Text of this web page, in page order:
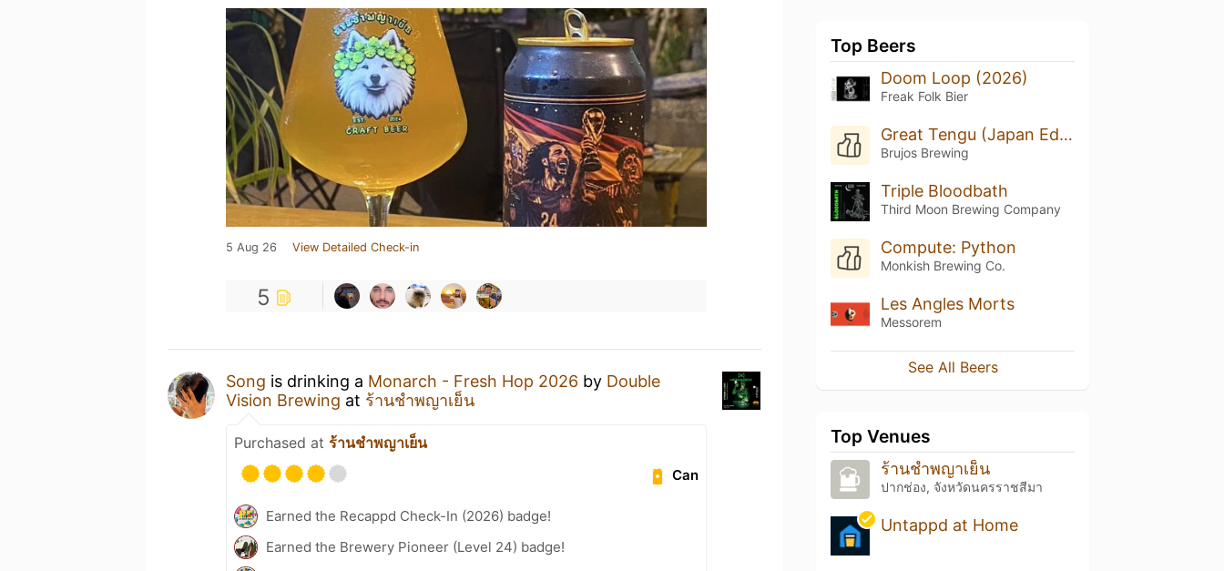
5 Aug 26 View Detailed Check-in
5
Song is drinking a Monarch - Fresh Hop 2026 by Double
Vision Brewing at ร้านชำพญาเย็น
Purchased at ร้านชำพญาเย็น
Can
Earned the Recappd Check-In (2026) badge!
Earned the Brewery Pioneer (Level 24) badge!
Top Beers
Doom Loop (2026)
Freak Folk Bier
Great Tengu (Japan Edition)
Brujos Brewing
Triple Bloodbath
Third Moon Brewing Company
Compute: Python
Monkish Brewing Co.
Les Angles Morts
Messorem
See All Beers
Top Venues
ร้านชำพญาเย็น
ปากช่อง, จังหวัดนครราชสีมา
Untappd at Home